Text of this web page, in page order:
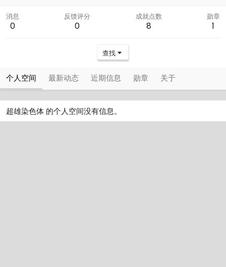
消息
0
反馈评分
0
成就点数
8
勋章
1
查找
个人空间 最新动态 近期信息 勋章 关于
超雄染色体 的个人空间没有信息。